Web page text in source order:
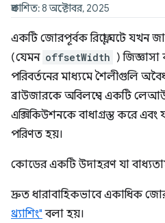
প্রকাশিত: 8 অক্টোবর, 2025
একটি জোরপূর্বক রিফ্লো ঘটে যখন
(যেমন offsetWidth )
পরিবর্তনের মাধ্যমে শৈলীগুলি
ব্রাউজারকে অবিলম্বে একটি
এক্সিকিউশনকে বাধাগ্রস্ত করে
পরিণত হয়।
কোডের একটি উদাহরণ যা
দ্রুত ধারাবাহিকভাবে একাধিক
থ্র্যাশিং" বলা হয়।